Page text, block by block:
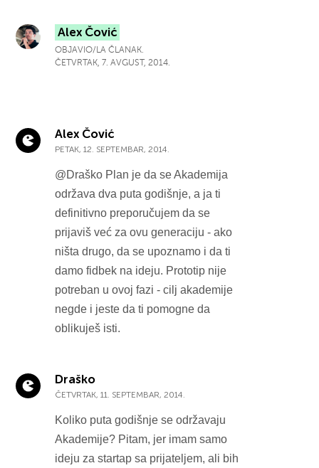
Alex Čović
OBJAVIO/LA ČLANAK.
ČETVRTAK, 7. AVGUST, 2014.
Alex Čović
PETAK, 12. SEPTEMBAR, 2014.
@Draško Plan je da se Akademija
održava dva puta godišnje, a ja ti
definitivno preporučujem da se
prijaviš već za ovu generaciju - ako
ništa drugo, da se upoznamo i da ti
damo fidbek na ideju. Prototip nije
potreban u ovoj fazi - cilj akademije
negde i jeste da ti pomogne da
oblikuješ isti.
Draško
ČETVRTAK, 11. SEPTEMBAR, 2014.
Koliko puta godišnje se održavaju
Akademije? Pitam, jer imam samo
ideju za startap sa prijateljem, ali bih